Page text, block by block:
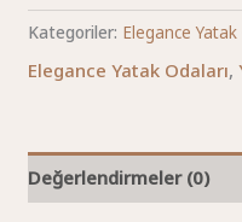
Kategoriler: Elegance Yatak
Elegance Yatak Odaları,
Değerlendirmeler (0)